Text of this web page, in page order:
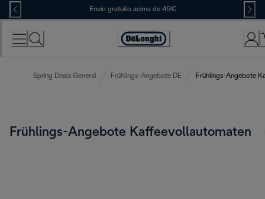
Skip
to
Content
Envio gratuito acima de 49€
Accessibility
Spring Deals General Frühlings-Angebote DE Frühlings-Angebote
Frühlings-Angebote Kaffeevollautomaten